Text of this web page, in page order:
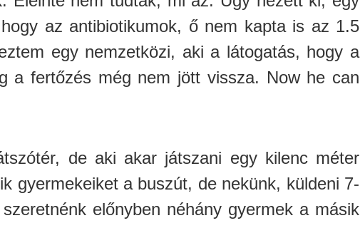
az antibiotikumok, ő nem kapta is az 1.5
egy nemzetközi, aki a látogatás, hogy a
a fertőzés még nem jött vissza. Now he can
de aki akar játszani egy kilenc méter
gyermekeiket a buszút, de nekünk, küldeni 7-
előnyben néhány gyermek a másik